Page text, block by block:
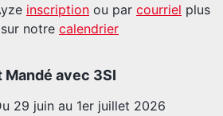
inscription ou par courriel plus
notre calendrier
Mandé avec 3SI
29 juin au 1er juillet 2026